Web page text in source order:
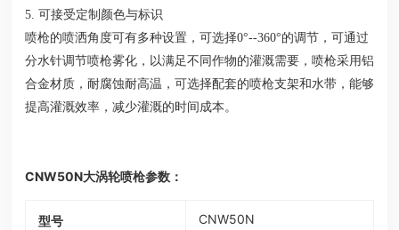
5. 可接受定制颜色与标识
喷枪的喷洒角度可有多种设置，可选择0°--360°的调节，可通过
分水针调节喷枪雾化，以满足不同作物的灌溉需要，喷枪采用铝
合金材质，耐腐蚀耐高温，可选择配套的喷枪支架和水带，能够
提高灌溉效率，减少灌溉的时间成本。
CNW50N大涡轮喷枪参数：
型号 CNW50N